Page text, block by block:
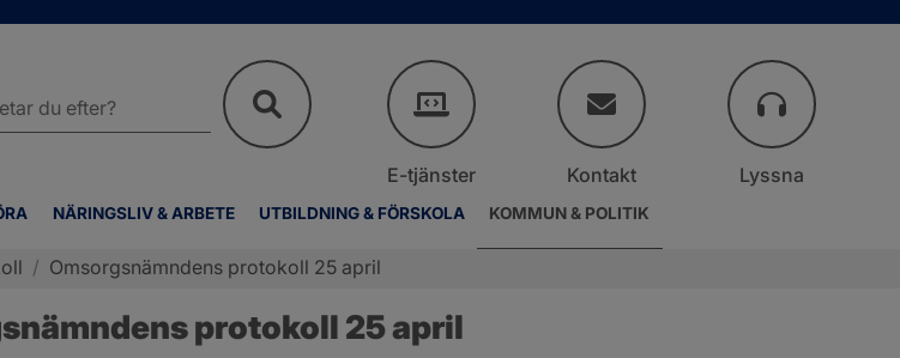
NÄRINGSLIV & ARBETE UTBILDNING & FÖRSKOLA KOMMUN & POLITIK
E-tjänster Kontakt Lyssna
/ Omsorgsnämndens protokoll 25 april
protokoll 25 april